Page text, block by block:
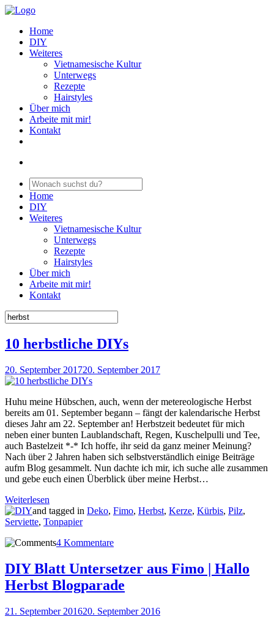
Home
DIY
Weiteres
Vietnamesische Kultur
Unterwegs
Rezepte
Hairstyles
Über mich
Arbeite mit mir!
Kontakt
Home
DIY
Weiteres
Vietnamesische Kultur
Unterwegs
Rezepte
Hairstyles
Über mich
Arbeite mit mir!
Kontakt
10 herbstliche DIYs
20. September 201720. September 2017
Huhu meine Hübschen, auch, wenn der metereologische Herbst
bereits am 01. September begann – fängt der kalendarische Herbst
dieses Jahr am 22. September an! Herbstzeit bedeutet für mich
neben einer bunten Laublandschaft, Regen, Kuschelpulli und Tee,
auch Bastelzeit *-* Ich hoffe, ihr seid da ganz meiner Meinung?
Nach über 2 Jahren haben sich selbstverständlich einige Beiträge
aufm Blog gesammelt. Nun dachte ich mir, ich suche alle zusammen
und gebe euch einen Überblick über meine Herbst…
Weiterlesen
and tagged in Deko, Fimo, Herbst, Kerze, Kürbis, Pilz,
Serviette, Tonpapier
4 Kommentare
DIY Blatt Untersetzer aus Fimo | Hallo
Herbst Blogparade
21. September 201620. September 2016